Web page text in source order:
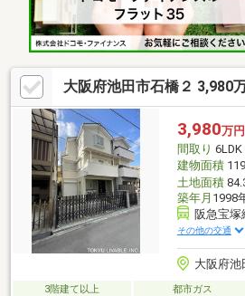
大阪府池田市石橋２ 3,980
3,980万円
間取り 6LDK
建物面積
土地面積
築年月 1998
阪急宝塚
その他の交通
大阪府池
3階建て以上 都市ガス